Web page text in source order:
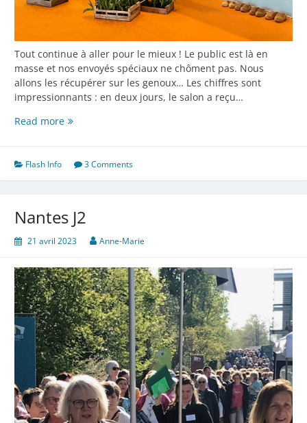
Tout continue à aller pour le mieux ! Le public est là en
masse et nos envoyés spéciaux ne chôment pas. Nous
allons les récupérer sur les genoux… Les chiffres sont
impressionnants : en deux jours, le salon a reçu…
Read moreNantes
Flash Info 3 Comments
Nantes J2
21 avril 2023 Anne-Marie